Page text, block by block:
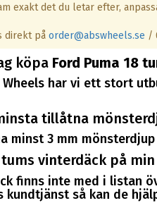
exakt det du letar efter,
direkt på order@abswheels.se /
köpa Ford Puma 18
Wheels har vi ett stort
tillåtna
minst 3 mm
tums vinterdäck på min
finns inte med i listan
kundtjänst så kan de